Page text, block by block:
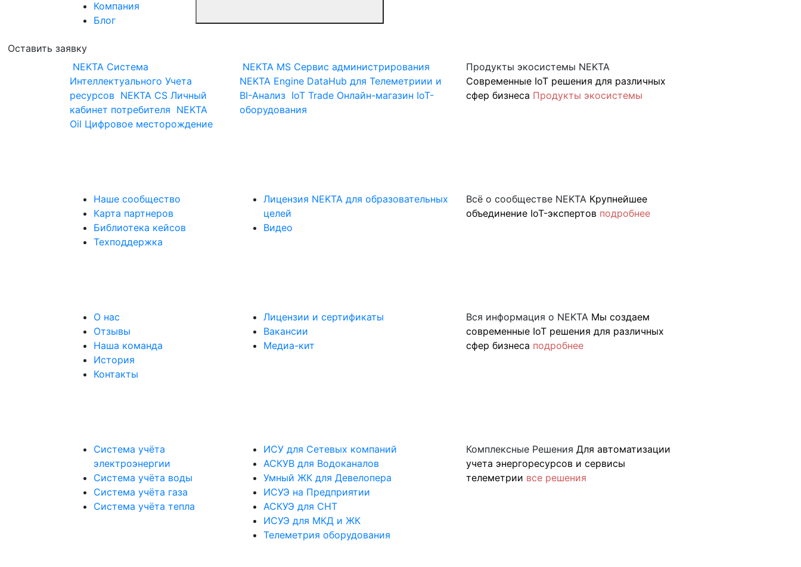
Компания
Блог
Оставить заявку
NEKTA Система
Интеллектуального Учета
ресурсов NEKTA CS Личный
кабинет потребителя NEKTA
Oil Цифровое месторождение
NEKTA MS Сервис администрирования
NEKTA Engine DataHub для Телеметриии и
BI-Анализ IoT Trade Онлайн-магазин IoT-
оборудования
Продукты экосистемы NEKTA
Современные IoT решения для различных
сфер бизнеса Продукты экосистемы
Наше сообщество
Карта партнеров
Библиотека кейсов
Техподдержка
Лицензия NEKTA для образовательных
целей
Видео
Всё о сообществе NEKTA Крупнейшее
объединение IoT-экспертов подробнее
О нас
Отзывы
Наша команда
История
Контакты
Лицензии и сертификаты
Вакансии
Медиа-кит
Вся информация о NEKTA Мы создаем
современные IoT решения для различных
сфер бизнеса подробнее
Система учёта
электроэнергии
Система учёта воды
Система учёта газа
Система учёта тепла
ИСУ для Сетевых компаний
АСКУВ для Водоканалов
Умный ЖК для Девелопера
ИСУЭ на Предприятии
АСКУЭ для СНТ
ИСУЭ для МКД и ЖК
Телеметрия оборудования
Комплексные Решения Для автоматизации
учета энергоресурсов и сервисы
телеметрии все решения